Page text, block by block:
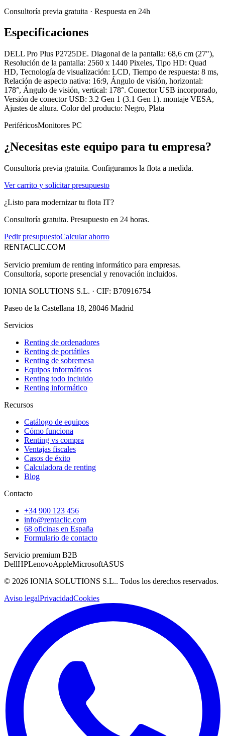
Consultoría previa gratuita · Respuesta en 24h
Especificaciones
DELL Pro Plus P2725DE. Diagonal de la pantalla: 68,6 cm (27"),
Resolución de la pantalla: 2560 x 1440 Pixeles, Tipo HD: Quad
HD, Tecnología de visualización: LCD, Tiempo de respuesta: 8 ms,
Relación de aspecto nativa: 16:9, Ángulo de visión, horizontal:
178°, Ángulo de visión, vertical: 178°. Conector USB incorporado,
Versión de conector USB: 3.2 Gen 1 (3.1 Gen 1). montaje VESA,
Ajustes de altura. Color del producto: Negro, Plata
PeriféricosMonitores PC
¿Necesitas este equipo para tu empresa?
Consultoría previa gratuita. Configuramos la flota a medida.
Ver carrito y solicitar presupuesto
¿Listo para modernizar tu flota IT?
Consultoría gratuita. Presupuesto en 24 horas.
Pedir presupuestoCalcular ahorro
RENTACLIC.COM
Servicio premium de renting informático para empresas.
Consultoría, soporte presencial y renovación incluidos.
IONIA SOLUTIONS S.L. · CIF: B70916754
Paseo de la Castellana 18, 28046 Madrid
Servicios
Renting de ordenadores
Renting de portátiles
Renting de sobremesa
Equipos informáticos
Renting todo incluido
Renting informático
Recursos
Catálogo de equipos
Cómo funciona
Renting vs compra
Ventajas fiscales
Casos de éxito
Calculadora de renting
Blog
Contacto
+34 900 123 456
info@rentaclic.com
68 oficinas en España
Formulario de contacto
Servicio premium B2B
DellHPLenovoAppleMicrosoftASUS
© 2026 IONIA SOLUTIONS S.L.. Todos los derechos reservados.
Aviso legalPrivacidadCookies